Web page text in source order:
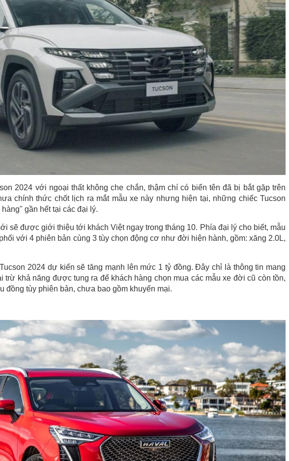
2024 với ngoại thất không che chắn, thậm chí có biển tên đã bị bắt gặp trên
chính thức chốt lịch ra mắt mẫu xe này nhưng hiện tại, những chiếc Tucson
gần hết tại các đại lý.
sẽ được giới thiệu tới khách Việt ngay trong tháng 10. Phía đại lý cho biết, mẫu
với 4 phiên bản cùng 3 tùy chọn động cơ như đời hiện hành, gồm: xăng 2.0L,
2024 dự kiến sẽ tăng mạnh lên mức 1 tỷ đồng. Đây chỉ là thông tin mang
trừ khả năng được tung ra để khách hàng chọn mua các mẫu xe đời cũ còn tồn,
đồng tùy phiên bản, chưa bao gồm khuyến mại.